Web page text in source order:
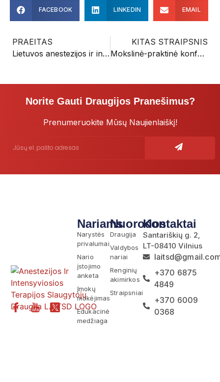
FACEBOOK LINKEDIN EMAIL
PRAEITAS
Lietuvos anestezijos ir intensyviosios terapijos slaugytojų draugijos suvažiavimas: 15 metų veiklos paminėjimas ir naujos valdybos rinkimai
KITAS STRAIPSNIS
Mokslinė-praktinė konferencija „Anestezijos ir intensyviosios terapijos slaugos aktualijos – 2024”
Norite Gauti Draugijos Pranešimus?
Prenumeruokite Mūsų Naujienlaiškį!
Nuorodos
Draugija
Valdybos
nariai
Renginių
akimirkos
Straipsniai
Nariams
Narystės
privalumai
Nario
įstojimo
anketa
Įmokų
mokėjimas
Edukacinė
medžiaga
Kontaktai
Santariškių g. 2,
LT-08410 Vilnius
+370 6875
4849
+370 6009
0368